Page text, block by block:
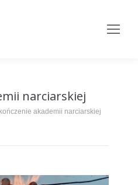
narciarskiej
akademii narciarskiej